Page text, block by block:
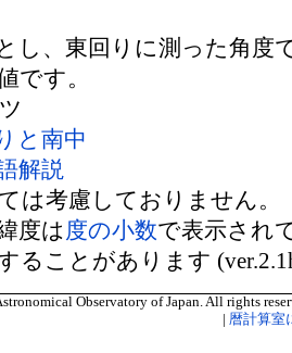
し、東回りに測った角度
です。
と南中
解説
は考慮しておりません。
度は 度の小数で表示され
ることがあります
Observatory of Japan. All rights
暦計算室